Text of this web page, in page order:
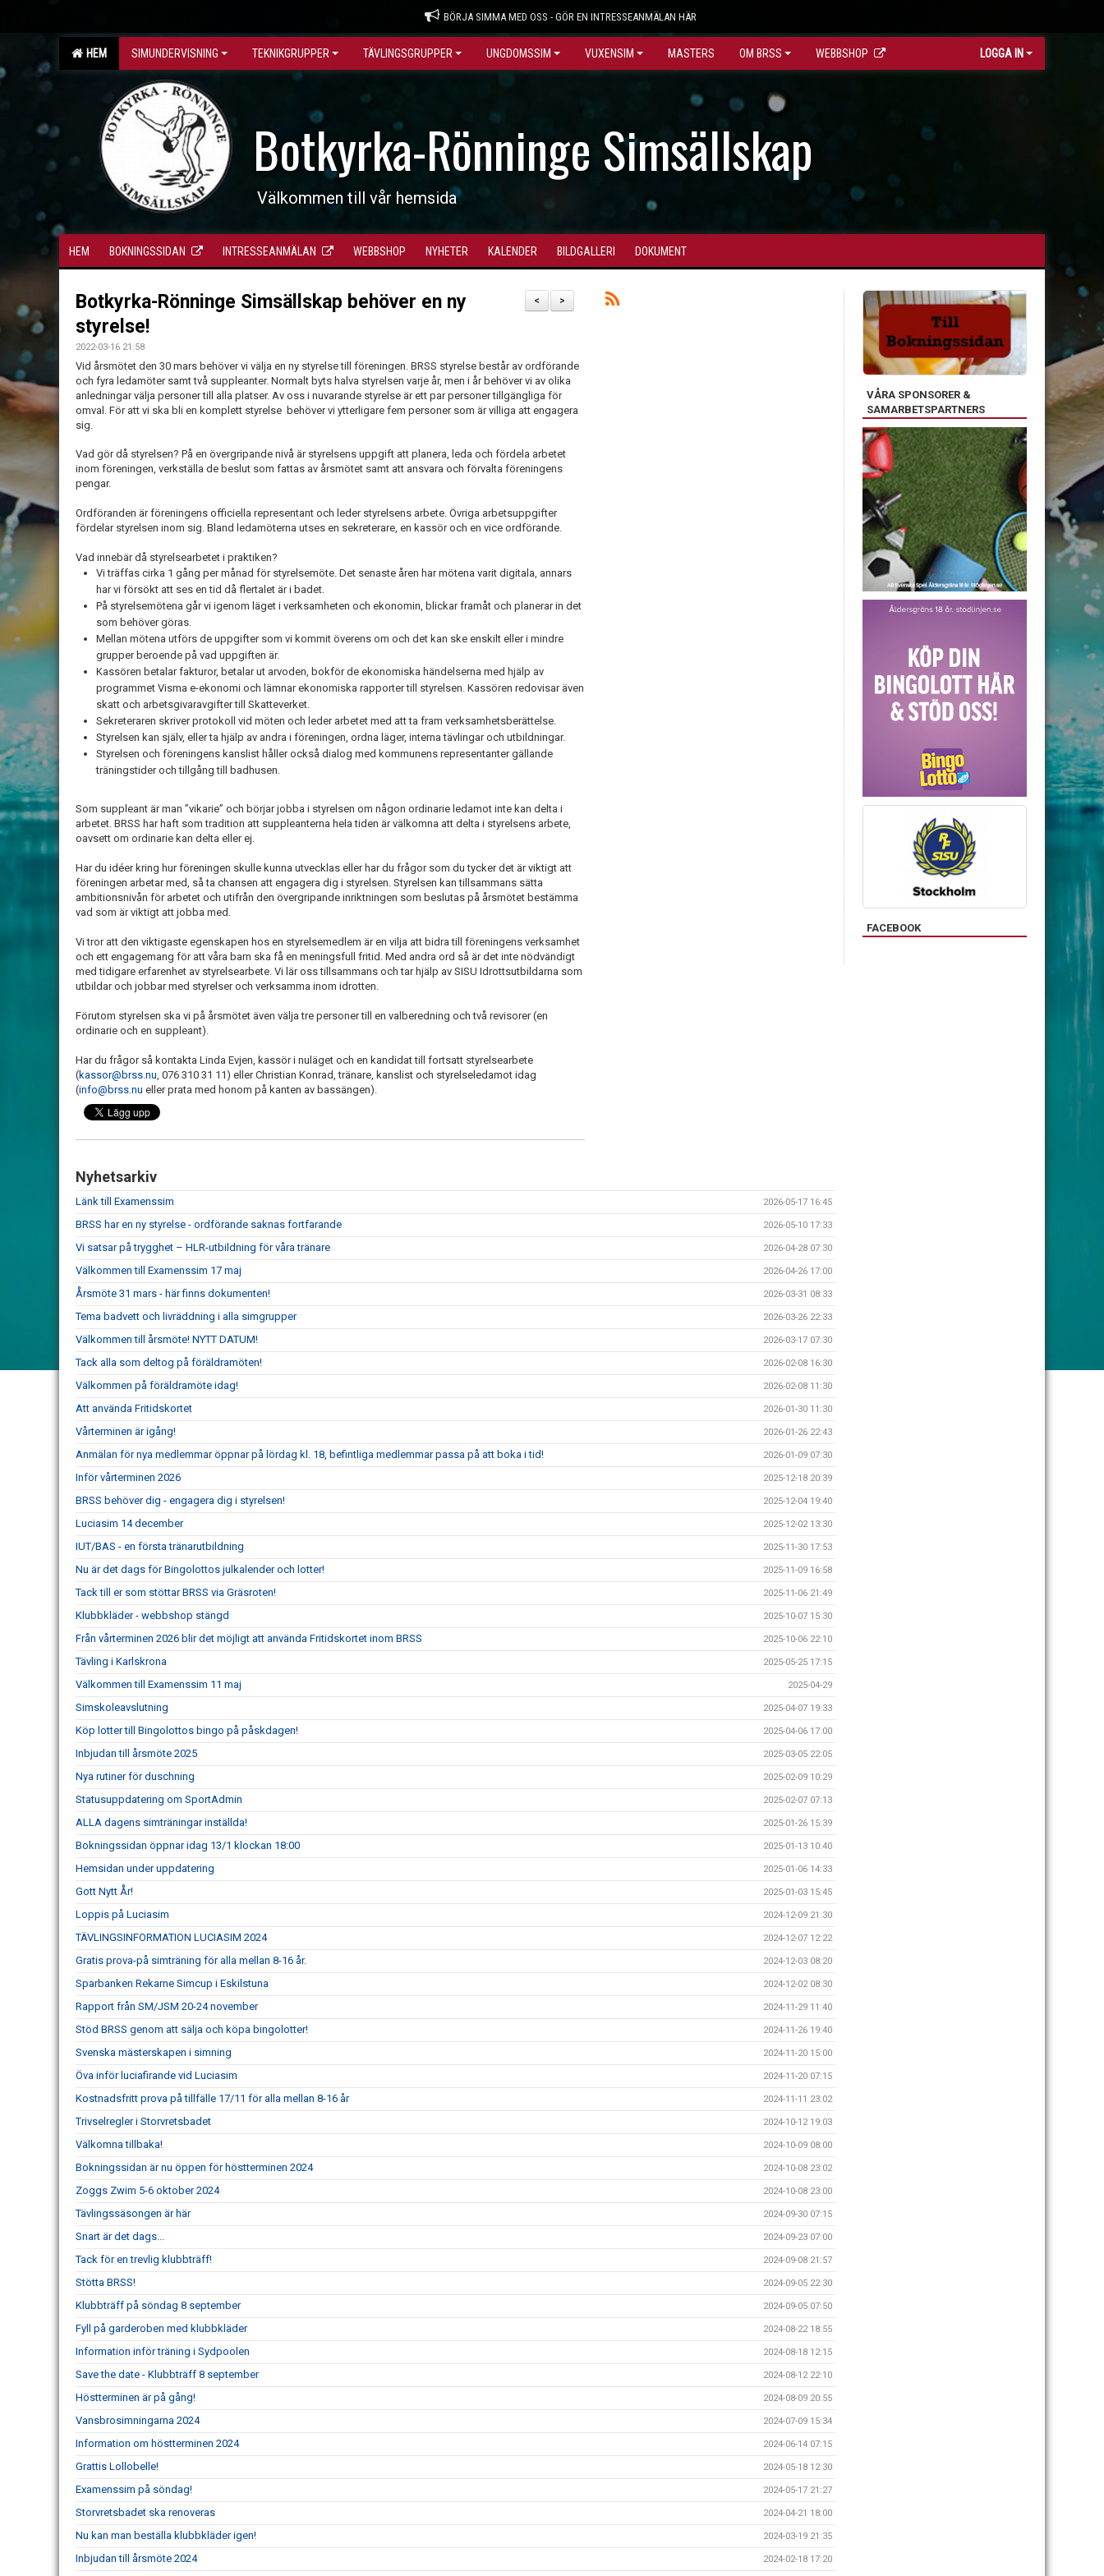
BÖRJA SIMMA MED OSS - GÖR EN INTRESSEANMÄLAN HÄR
HEM SIMUNDERVISNING TEKNIKGRUPPER TÄVLINGSGRUPPER UNGDOMSSIM VUXENSIM MASTERS OM BRSS WEBBSHOP LOGGA IN
Botkyrka-Rönninge Simsällskap
Välkommen till vår hemsida
HEM BOKNINGSSIDAN INTRESSEANMÄLAN WEBBSHOP NYHETER KALENDER BILDGALLERI DOKUMENT
>
<
Botkyrka-Rönninge Simsällskap behöver en ny
styrelse!
2022-03-16 21:58
Vid årsmötet den 30 mars behöver vi välja en ny styrelse till föreningen. BRSS styrelse består av ordförande
och fyra ledamöter samt två suppleanter. Normalt byts halva styrelsen varje år, men i år behöver vi av olika
anledningar välja personer till alla platser. Av oss i nuvarande styrelse är ett par personer tillgängliga för
omval. För att vi ska bli en komplett styrelse behöver vi ytterligare fem personer som är villiga att engagera
sig.
Vad gör då styrelsen? På en övergripande nivå är styrelsens uppgift att planera, leda och fördela arbetet
inom föreningen, verkställa de beslut som fattas av årsmötet samt att ansvara och förvalta föreningens
pengar.
Ordföranden är föreningens officiella representant och leder styrelsens arbete. Övriga arbetsuppgifter
fördelar styrelsen inom sig. Bland ledamöterna utses en sekreterare, en kassör och en vice ordförande.
Vad innebär då styrelsearbetet i praktiken?
Vi träffas cirka 1 gång per månad för styrelsemöte. Det senaste åren har mötena varit digitala, annars
har vi försökt att ses en tid då flertalet är i badet.
På styrelsemötena går vi igenom läget i verksamheten och ekonomin, blickar framåt och planerar in det
som behöver göras.
Mellan mötena utförs de uppgifter som vi kommit överens om och det kan ske enskilt eller i mindre
grupper beroende på vad uppgiften är.
Kassören betalar fakturor, betalar ut arvoden, bokför de ekonomiska händelserna med hjälp av
programmet Visma e-ekonomi och lämnar ekonomiska rapporter till styrelsen. Kassören redovisar även
skatt och arbetsgivaravgifter till Skatteverket.
Sekreteraren skriver protokoll vid möten och leder arbetet med att ta fram verksamhetsberättelse.
Styrelsen kan själv, eller ta hjälp av andra i föreningen, ordna läger, interna tävlingar och utbildningar.
Styrelsen och föreningens kanslist håller också dialog med kommunens representanter gällande
träningstider och tillgång till badhusen.
Som suppleant är man ”vikarie” och börjar jobba i styrelsen om någon ordinarie ledamot inte kan delta i
arbetet. BRSS har haft som tradition att suppleanterna hela tiden är välkomna att delta i styrelsens arbete,
oavsett om ordinarie kan delta eller ej.
Har du idéer kring hur föreningen skulle kunna utvecklas eller har du frågor som du tycker det är viktigt att
föreningen arbetar med, så ta chansen att engagera dig i styrelsen. Styrelsen kan tillsammans sätta
ambitionsnivån för arbetet och utifrån den övergripande inriktningen som beslutas på årsmötet bestämma
vad som är viktigt att jobba med.
Vi tror att den viktigaste egenskapen hos en styrelsemedlem är en vilja att bidra till föreningens verksamhet
och ett engagemang för att våra barn ska få en meningsfull fritid. Med andra ord så är det inte nödvändigt
med tidigare erfarenhet av styrelsearbete. Vi lär oss tillsammans och tar hjälp av SISU Idrottsutbildarna som
utbildar och jobbar med styrelser och verksamma inom idrotten.
Förutom styrelsen ska vi på årsmötet även välja tre personer till en valberedning och två revisorer (en
ordinarie och en suppleant).
Har du frågor så kontakta Linda Evjen, kassör i nuläget och en kandidat till fortsatt styrelsearbete
(kassor@brss.nu, 076 310 31 11) eller Christian Konrad, tränare, kanslist och styrelseledamot idag
(info@brss.nu eller prata med honom på kanten av bassängen).
Nyhetsarkiv
Länk till Examenssim 2026-05-17 16:45
BRSS har en ny styrelse - ordförande saknas fortfarande 2026-05-10 17:33
Vi satsar på trygghet – HLR-utbildning för våra tränare 2026-04-28 07:30
Välkommen till Examenssim 17 maj 2026-04-26 17:00
Årsmöte 31 mars - här finns dokumenten! 2026-03-31 08:33
Tema badvett och livräddning i alla simgrupper 2026-03-26 22:33
Välkommen till årsmöte! NYTT DATUM! 2026-03-17 07:30
Tack alla som deltog på föräldramöten! 2026-02-08 16:30
Välkommen på föräldramöte idag! 2026-02-08 11:30
Att använda Fritidskortet 2026-01-30 11:30
Vårterminen är igång! 2026-01-26 22:43
Anmälan för nya medlemmar öppnar på lördag kl. 18, befintliga medlemmar passa på att boka i tid! 2026-01-09 07:30
Inför vårterminen 2026 2025-12-18 20:39
BRSS behöver dig - engagera dig i styrelsen! 2025-12-04 19:40
Luciasim 14 december 2025-12-02 13:30
IUT/BAS - en första tränarutbildning 2025-11-30 17:53
Nu är det dags för Bingolottos julkalender och lotter! 2025-11-09 16:58
Tack till er som stöttar BRSS via Gräsroten! 2025-11-06 21:49
Klubbkläder - webbshop stängd 2025-10-07 15:30
Från vårterminen 2026 blir det möjligt att använda Fritidskortet inom BRSS 2025-10-06 22:10
Tävling i Karlskrona 2025-05-25 17:15
Välkommen till Examenssim 11 maj 2025-04-29
Simskoleavslutning 2025-04-07 19:33
Köp lotter till Bingolottos bingo på påskdagen! 2025-04-06 17:00
Inbjudan till årsmöte 2025 2025-03-05 22:05
Nya rutiner för duschning 2025-02-09 10:29
Statusuppdatering om SportAdmin 2025-02-07 07:13
ALLA dagens simträningar inställda! 2025-01-26 15:39
Bokningssidan öppnar idag 13/1 klockan 18:00 2025-01-13 10:40
Hemsidan under uppdatering 2025-01-06 14:33
Gott Nytt År! 2025-01-03 15:45
Loppis på Luciasim 2024-12-09 21:30
TÄVLINGSINFORMATION LUCIASIM 2024 2024-12-07 12:22
Gratis prova-på simträning för alla mellan 8-16 år. 2024-12-03 08:20
Sparbanken Rekarne Simcup i Eskilstuna 2024-12-02 08:30
Rapport från SM/JSM 20-24 november 2024-11-29 11:40
Stöd BRSS genom att sälja och köpa bingolotter! 2024-11-26 19:40
Svenska mästerskapen i simning 2024-11-20 15:00
Öva inför luciafirande vid Luciasim 2024-11-20 07:15
Kostnadsfritt prova på tillfälle 17/11 för alla mellan 8-16 år 2024-11-11 23:02
Trivselregler i Storvretsbadet 2024-10-12 19:03
Välkomna tillbaka! 2024-10-09 08:00
Bokningssidan är nu öppen för höstterminen 2024 2024-10-08 23:02
Zoggs Zwim 5-6 oktober 2024 2024-10-08 23:00
Tävlingssäsongen är här 2024-09-30 07:15
Snart är det dags... 2024-09-23 07:00
Tack för en trevlig klubbträff! 2024-09-08 21:57
Stötta BRSS! 2024-09-05 22:30
Klubbträff på söndag 8 september 2024-09-05 07:50
Fyll på garderoben med klubbkläder 2024-08-22 18:55
Information inför träning i Sydpoolen 2024-08-18 12:15
Save the date - Klubbträff 8 september 2024-08-12 22:10
Höstterminen är på gång! 2024-08-09 20:55
Vansbrosimningarna 2024 2024-07-09 15:34
Information om höstterminen 2024 2024-06-14 07:15
Grattis Lollobelle! 2024-05-18 12:30
Examenssim på söndag! 2024-05-17 21:27
Storvretsbadet ska renoveras 2024-04-21 18:00
Nu kan man beställa klubbkläder igen! 2024-03-19 21:35
Inbjudan till årsmöte 2024 2024-02-18 17:20
VÅRA SPONSORER &
SAMARBETSPARTNERS
FACEBOOK